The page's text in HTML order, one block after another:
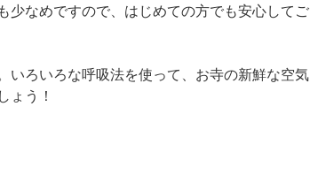
少なめですので、はじめての方でも安心してご
いろいろな呼吸法を使って、お寺の新鮮な空気
ょう！